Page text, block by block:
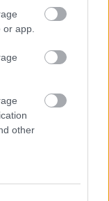
app.
other
albo innych spotkań
informacje na naszym
stream online z tego
TOOLS Stal Mielec
|Stal Mielec
|Wisła Kraków